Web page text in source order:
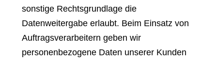
sonstige Rechtsgrundlage die
Datenweitergabe erlaubt. Beim Einsatz von
Auftragsverarbeitern geben wir
personenbezogene Daten unserer Kunden